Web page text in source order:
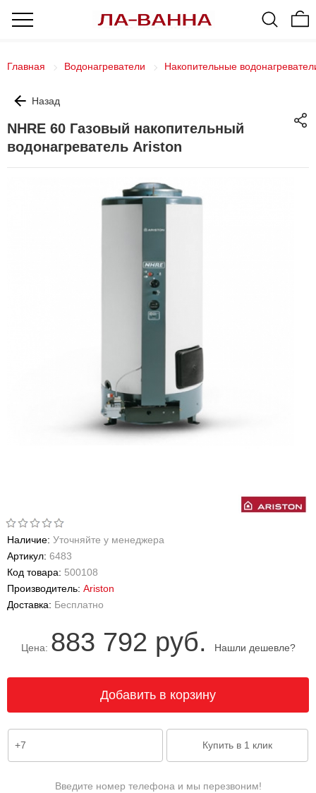
Главная Водонагреватели Накопительные
Назад
NHRE 60 Газовый накопительный
водонагреватель Ariston
Наличие: Уточняйте у менеджера
Артикул: 6483
Код товара: 500108
Производитель: Ariston
Доставка: Бесплатно
Цена: 883 792 руб. Нашли дешевле?
Введите номер телефона и мы перезвоним!